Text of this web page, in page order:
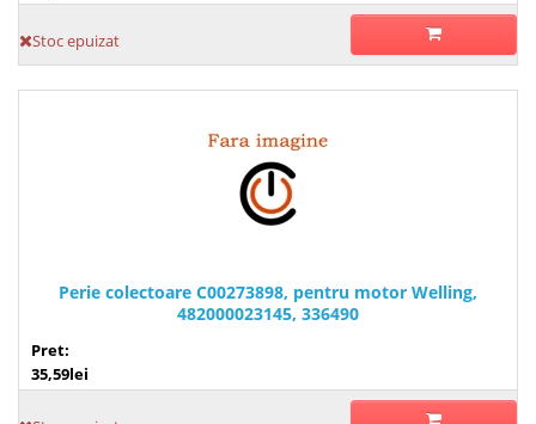
Stoc epuizat
Perie colectoare C00273898, pentru motor Welling,
482000023145, 336490
Pret:
35,59lei